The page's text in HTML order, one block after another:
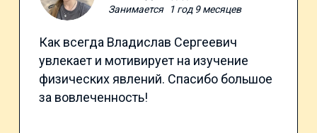
Занимается
1 год 9 месяцев
Как всегда Владислав Сергеевич
увлекает и мотивирует на изучение
физических явлений. Спасибо большое
за вовлеченность!